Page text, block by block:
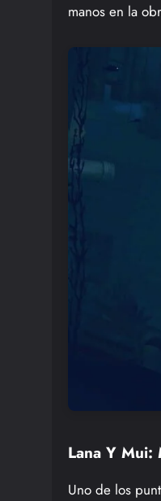
manos en la
Lana Y Mui:
Uno de los